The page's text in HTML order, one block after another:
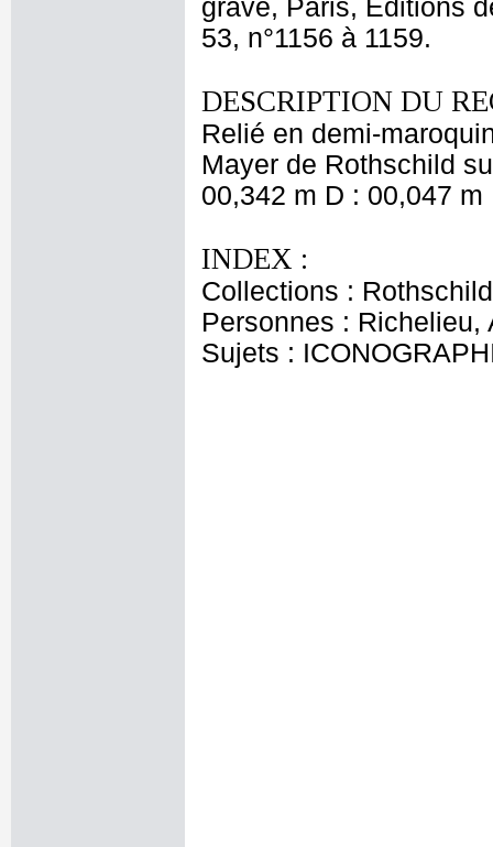
gravé, Paris, Editions
53, n°1156 à 1159.
DESCRIPTION DU
Relié en demi-
Mayer de Rothschild
00,342 m D : 00,047
INDEX :
Collections :
Personnes :
Sujets :